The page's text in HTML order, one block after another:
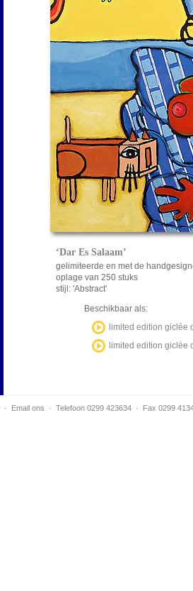
‘Dar Es Salaam’
gelimiteerde en met de
oplage van 250 stuks
stijl: 'Abstract'
Beschikbaar als:
limited edition giclée
limited edition giclée
· Email ons · Telefoon 0299 423634 · Fax 0299